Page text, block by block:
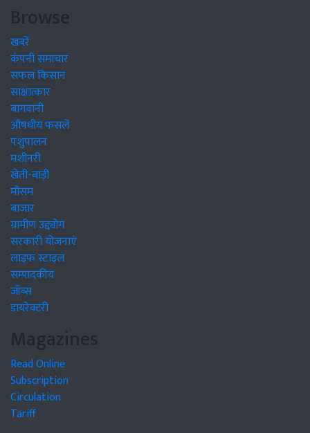
Browse
खबरें
कंपनी समाचार
सफल किसान
साक्षात्कार
बागवानी
औषधीय फसलें
पशुपालन
मशीनरी
खेती-बाड़ी
मौसम
बाजार
ग्रामीण उद्द्योग
सरकारी योजनाएं
लाइफ स्टाइल
सम्पादकीय
जॉब्स
डायरेक्टरी
Magazines
Read Online
Subscription
Circulation
Tariff